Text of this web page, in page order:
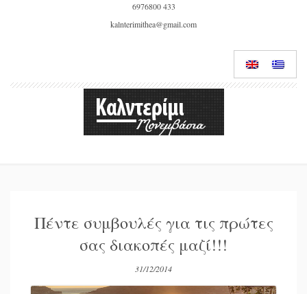
6976800 433
kalnterimithea@gmail.com
Πέντε συμβουλές για τις πρώτες
σας διακοπές μαζί!!!
31/12/2014